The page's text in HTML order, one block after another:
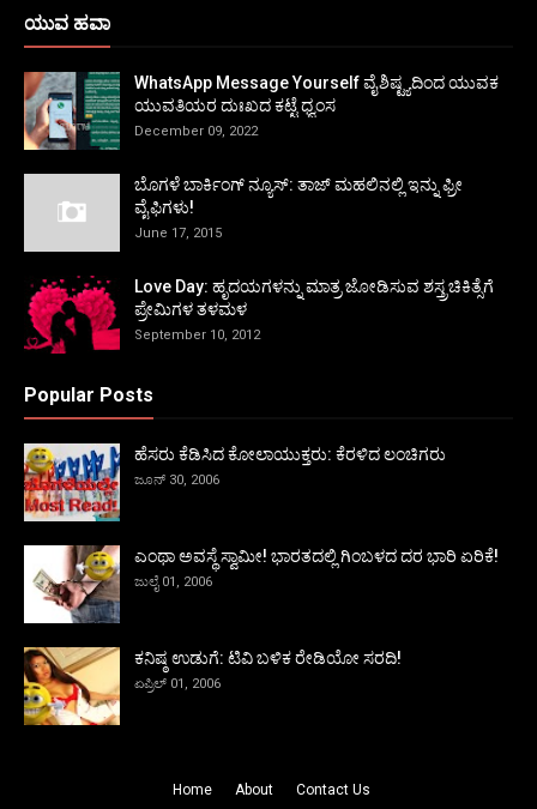
ಯುವ ಹವಾ
WhatsApp Message Yourself ವೈಶಿಷ್ಟ್ಯದಿಂದ ಯುವಕ
ಯುವತಿಯರ ದುಃಖದ ಕಟ್ಟೆ ಧ್ವಂಸ
December 09, 2022
ಬೊಗಳೆ ಬಾರ್ಕಿಂಗ್ ನ್ಯೂಸ್: ತಾಜ್ ಮಹಲಿನಲ್ಲಿ ಇನ್ನು ಫ್ರೀ
ವೈಫಿಗಳು!
June 17, 2015
Love Day: ಹೃದಯಗಳನ್ನು ಮಾತ್ರ ಜೋಡಿಸುವ ಶಸ್ತ್ರಚಿಕಿತ್ಸೆಗೆ
ಪ್ರೇಮಿಗಳ ತಳಮಳ
September 10, 2012
Popular Posts
ಹೆಸರು ಕೆಡಿಸಿದ ಕೋಲಾಯುಕ್ತರು: ಕೆರಳಿದ ಲಂಚಿಗರು
ಜೂನ್ 30, 2006
ಎಂಥಾ ಅವಸ್ಥೆ ಸ್ವಾಮೀ! ಭಾರತದಲ್ಲಿ ಗಿಂಬಳದ ದರ ಭಾರಿ ಏರಿಕೆ!
ಜುಲೈ 01, 2006
ಕನಿಷ್ಠ ಉಡುಗೆ: ಟಿವಿ ಬಳಿಕ ರೇಡಿಯೋ ಸರದಿ!
ಏಪ್ರಿಲ್ 01, 2006
Home About Contact Us